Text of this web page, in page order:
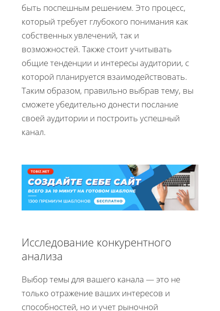
быть поспешным решением. Это процесс,
который требует глубокого понимания как
собственных увлечений, так и
возможностей. Также стоит учитывать
общие тенденции и интересы аудитории, с
которой планируется взаимодействовать.
Таким образом, правильно выбрав тему, вы
сможете убедительно донести послание
своей аудитории и построить успешный
канал.
Исследование конкурентного
анализа
Выбор темы для вашего канала — это не
только отражение ваших интересов и
способностей, но и учет рыночной